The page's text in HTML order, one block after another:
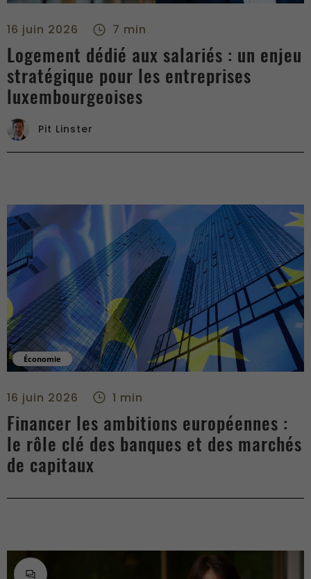
16 juin 2026 7 min
Logement dédié aux salariés : un enjeu
stratégique pour les entreprises
luxembourgeoises
Pit Linster
Économie
16 juin 2026 1 min
Financer les ambitions européennes :
le rôle clé des banques et des marchés
de capitaux